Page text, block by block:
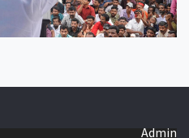
Admin